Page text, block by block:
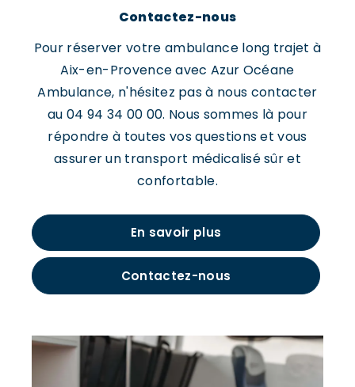
Contactez-nous
Pour réserver votre ambulance long trajet à
Aix-en-Provence avec Azur Océane
Ambulance, n'hésitez pas à nous contacter
au 04 94 34 00 00. Nous sommes là pour
répondre à toutes vos questions et vous
assurer un transport médicalisé sûr et
confortable.
En savoir plus
Contactez-nous